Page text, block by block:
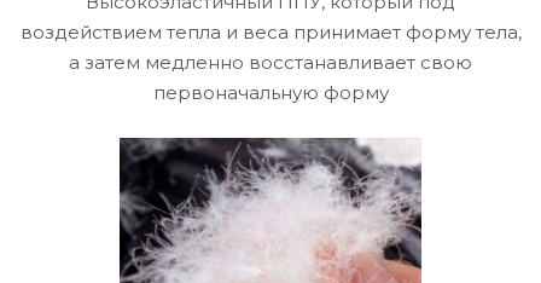
воздействием тепла и веса принимает форму тела,
а затем медленно восстанавливает свою
первоначальную форму